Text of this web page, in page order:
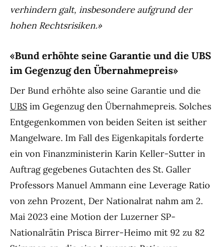
verhindern galt, insbesondere aufgrund der
hohen Rechtsrisiken.»
«Bund erhöhte seine Garantie und die UBS
im Gegenzug den Übernahmepreis»
Der Bund erhöhte also seine Garantie und die
UBS im Gegenzug den Übernahmepreis. Solches
Entgegenkommen von beiden Seiten ist seither
Mangelware. Im Fall des Eigenkapitals forderte
ein von Finanzministerin Karin Keller-Sutter in
Auftrag gegebenes Gutachten des St. Galler
Professors Manuel Ammann eine Leverage Ratio
von zehn Prozent, Der Nationalrat nahm am 2.
Mai 2023 eine Motion der Luzerner SP-
Nationalrätin Prisca Birrer-Heimo mit 92 zu 82